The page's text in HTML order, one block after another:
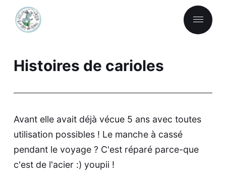
Histoires de carioles
Avant elle avait déjà vécue 5 ans avec toutes
utilisation possibles ! Le manche à cassé
pendant le voyage ? C'est réparé parce-que
c'est de l'acier :) youpii !